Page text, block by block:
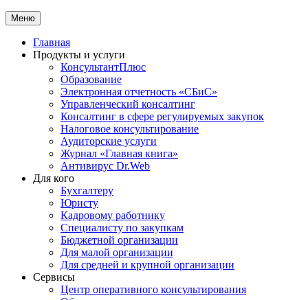
Меню
Главная
Продукты и услуги
КонсультантПлюс
Образование
Электронная отчетность «СБиС»
Управленческий консалтинг
Консалтинг в сфере регулируемых закупок
Налоговое консультирование
Аудиторские услуги
Журнал «Главная книга»
Антивирус Dr.Web
Для кого
Бухгалтеру
Юристу
Кадровому работнику
Специалисту по закупкам
Бюджетной организации
Для малой организации
Для средней и крупной организации
Сервисы
Центр оперативного консультирования